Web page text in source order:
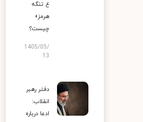
ع تنگه
هرمز»
چیست؟
1405/05/
13
دفتر رهبر
انقلاب:
ادعا درباره